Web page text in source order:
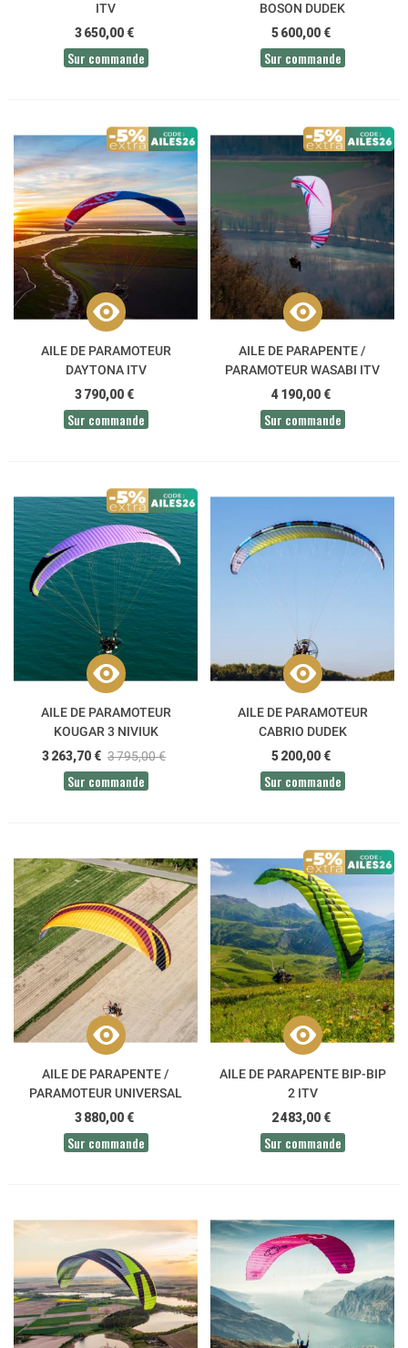
ITV
3 650,00 €
Sur commande
BOSON DUDEK
5 600,00 €
Sur commande
AILE DE PARAMOTEUR
DAYTONA ITV
3 790,00 €
Sur commande
AILE DE PARAPENTE /
PARAMOTEUR WASABI ITV
4 190,00 €
Sur commande
AILE DE PARAMOTEUR
KOUGAR 3 NIVIUK
3 263,70 € 3 795,00 €
Sur commande
AILE DE PARAMOTEUR
CABRIO DUDEK
5 200,00 €
Sur commande
AILE DE PARAPENTE /
PARAMOTEUR UNIVERSAL
1.1 DUDEK
3 880,00 €
Sur commande
AILE DE PARAPENTE BIP-BIP
2 ITV
2 483,00 €
Sur commande